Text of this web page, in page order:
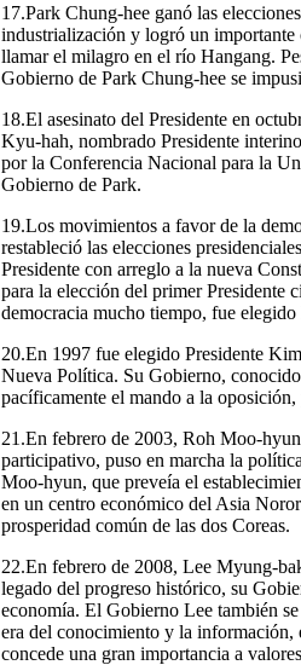
17.Park Chung-hee ganó las
industrialización y logró un importante
llamar el milagro en el río Hangang.
Gobierno de Park Chung-hee se
18.El asesinato del Presidente en
Kyu-hah, nombrado Presidente
por la Conferencia Nacional para la
Gobierno de Park.
19.Los movimientos a favor de la
restableció las elecciones
Presidente con arreglo a la nueva
para la elección del primer Presidente
democracia mucho tiempo, fue
20.En 1997 fue elegido Presidente
Nueva Política. Su Gobierno,
pacíficamente el mando a la
21.En febrero de 2003, Roh Moo-
participativo, puso en marcha la
Moo-hyun, que preveía el
en un centro económico del Asia
prosperidad común de las dos Coreas.
22.En febrero de 2008, Lee Myung-
legado del progreso histórico, su
economía. El Gobierno Lee también
era del conocimiento y la información,
concede una gran importancia a